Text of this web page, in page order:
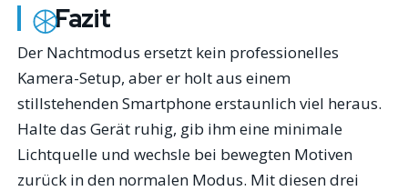
Fazit
Der Nachtmodus ersetzt kein professionelles
Kamera-Setup, aber er holt aus einem
stillstehenden Smartphone erstaunlich viel heraus.
Halte das Gerät ruhig, gib ihm eine minimale
Lichtquelle und wechsle bei bewegten Motiven
zurück in den normalen Modus. Mit diesen drei